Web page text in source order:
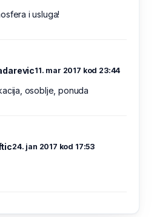
i usluga!
11. mar 2017 kod 23:44
osoblje, ponuda
24. jan 2017 kod 17:53